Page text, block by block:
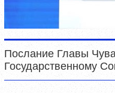
Послание Главы
Государственному